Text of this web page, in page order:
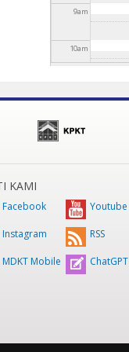
9am
10am
3pm
4pm
6pm
KAMI
Facebook Youtube
Instagram RSS
MDKT Mobile ChatGPT